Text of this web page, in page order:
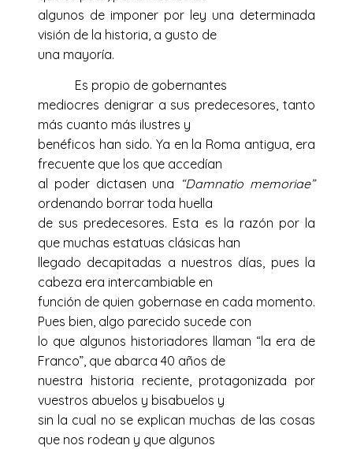
algunos de imponer por ley una determinada
visión de la historia, a gusto de
una mayoría.
Es propio de gobernantes
mediocres denigrar a sus predecesores, tanto
más cuanto más ilustres y
benéficos han sido. Ya en la Roma antigua, era
frecuente que los que accedían
al poder dictasen una “Damnatio memoriae”
ordenando borrar toda huella
de sus predecesores. Esta es la razón por la
que muchas estatuas clásicas han
llegado decapitadas a nuestros días, pues la
cabeza era intercambiable en
función de quien gobernase en cada momento.
Pues bien, algo parecido sucede con
lo que algunos historiadores llaman “la era de
Franco”, que abarca 40 años de
nuestra historia reciente, protagonizada por
vuestros abuelos y bisabuelos y
sin la cual no se explican muchas de las cosas
que nos rodean y que algunos